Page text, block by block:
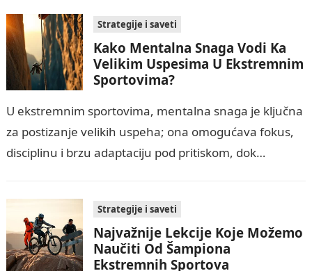
Strategije i saveti
Kako Mentalna Snaga Vodi Ka
Velikim Uspesima U Ekstremnim
Sportovima?
U ekstremnim sportovima, mentalna snaga je ključna
za postizanje velikih uspeha; ona omogućava fokus,
disciplinu i brzu adaptaciju pod pritiskom, dok
Strategije i saveti
Najvažnije Lekcije Koje Možemo
Naučiti Od Šampiona
Ekstremnih Sportova